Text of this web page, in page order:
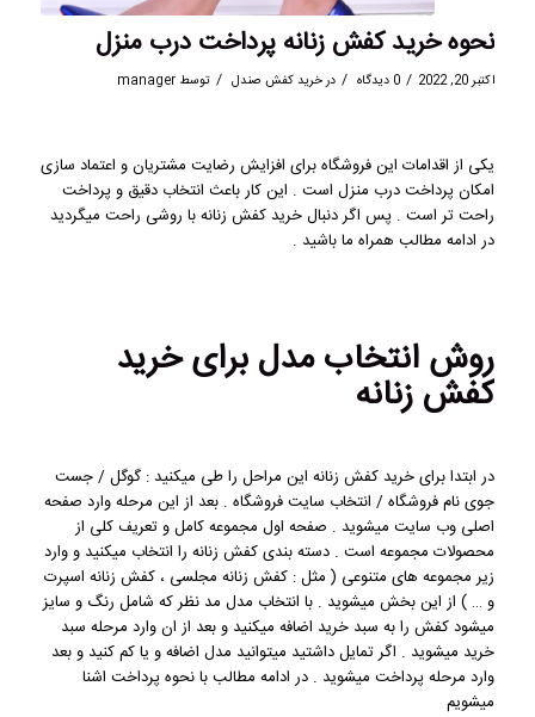
نحوه خرید کفش زنانه پرداخت درب منزل
اکتبر 20, 2022 / 0 دیدگاه / درخرید کفش صندل / توسط manager
یکی از اقدامات این فروشگاه برای افزایش رضایت مشتریان و اعتماد سازی
امکان پرداخت درب منزل است . این کار باعث انتخاب دقیق و پرداخت
راحت تر است . پس اگر دنبال خرید کفش زنانه با روشی راحت میگردید
در ادامه مطالب همراه ما باشید .
روش انتخاب مدل برای خرید
کفش زنانه
در ابتدا برای خرید کفش زنانه این مراحل را طی میکنید : گوگل / جست
جوی نام فروشگاه / انتخاب سایت فروشگاه . بعد از این مرحله وارد صفحه
اصلی وب سایت میشوید . صفحه اول مجموعه کامل و تعریف کلی از
محصولات مجموعه است . دسته بندی کفش زنانه را انتخاب میکنید و وارد
زیر مجموعه های متنوعی ( مثل : کفش زنانه مجلسی ، کفش زنانه اسپرت
و … ) از این بخش میشوید . با انتخاب مدل مد نظر که شامل رنگ و سایز
میشود کفش را به سبد خرید اضافه میکنید و بعد از ان وارد مرحله سبد
خرید میشوید . اگر تمایل داشتید میتوانید مدل اضافه و یا کم کنید و بعد
وارد مرحله پرداخت میشوید . در ادامه مطالب با نحوه پرداخت اشنا
میشویم